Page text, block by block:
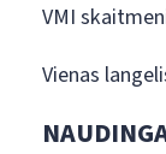
VMI
Vienas